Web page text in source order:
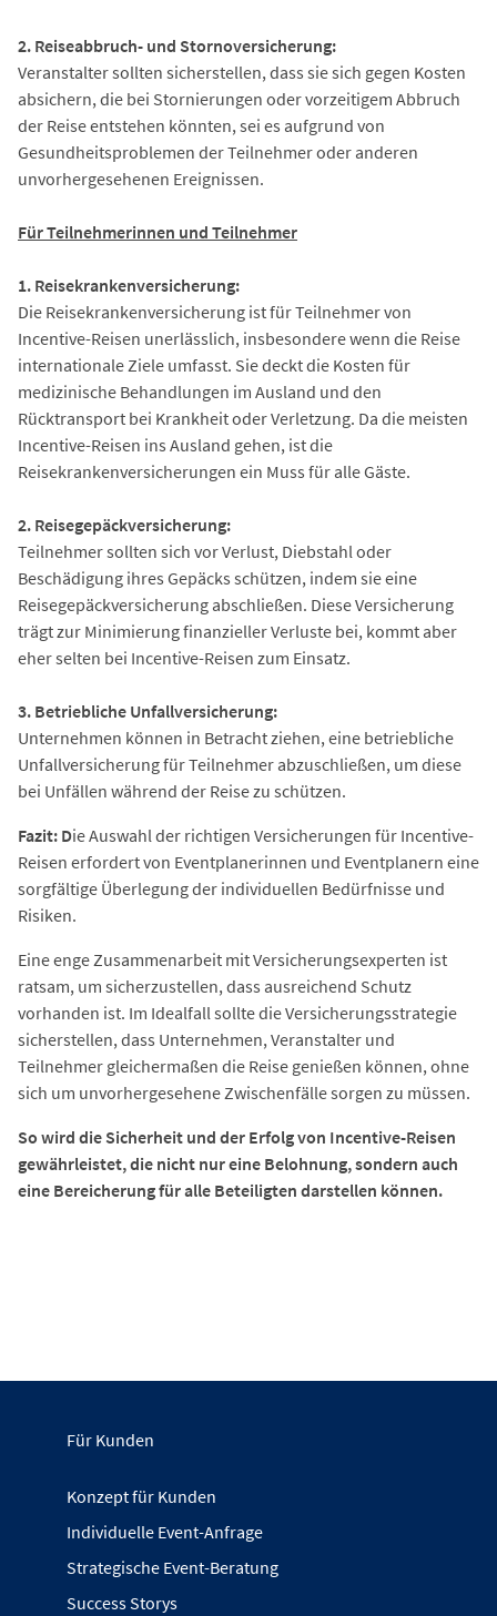
2. Reiseabbruch- und Stornoversicherung:
Veranstalter sollten sicherstellen, dass sie sich gegen Kosten
absichern, die bei Stornierungen oder vorzeitigem Abbruch
der Reise entstehen könnten, sei es aufgrund von
Gesundheitsproblemen der Teilnehmer oder anderen
unvorhergesehenen Ereignissen.
Für Teilnehmerinnen und Teilnehmer
1. Reisekrankenversicherung:
Die Reisekrankenversicherung ist für Teilnehmer von
Incentive-Reisen unerlässlich, insbesondere wenn die Reise
internationale Ziele umfasst. Sie deckt die Kosten für
medizinische Behandlungen im Ausland und den
Rücktransport bei Krankheit oder Verletzung. Da die meisten
Incentive-Reisen ins Ausland gehen, ist die
Reisekrankenversicherungen ein Muss für alle Gäste.
2. Reisegepäckversicherung:
Teilnehmer sollten sich vor Verlust, Diebstahl oder
Beschädigung ihres Gepäcks schützen, indem sie eine
Reisegepäckversicherung abschließen. Diese Versicherung
trägt zur Minimierung finanzieller Verluste bei, kommt aber
eher selten bei Incentive-Reisen zum Einsatz.
3. Betriebliche Unfallversicherung:
Unternehmen können in Betracht ziehen, eine betriebliche
Unfallversicherung für Teilnehmer abzuschließen, um diese
bei Unfällen während der Reise zu schützen.
Fazit: Die Auswahl der richtigen Versicherungen für Incentive-
Reisen erfordert von Eventplanerinnen und Eventplanern eine
sorgfältige Überlegung der individuellen Bedürfnisse und
Risiken.
Eine enge Zusammenarbeit mit Versicherungsexperten ist
ratsam, um sicherzustellen, dass ausreichend Schutz
vorhanden ist. Im Idealfall sollte die Versicherungsstrategie
sicherstellen, dass Unternehmen, Veranstalter und
Teilnehmer gleichermaßen die Reise genießen können, ohne
sich um unvorhergesehene Zwischenfälle sorgen zu müssen.
So wird die Sicherheit und der Erfolg von Incentive-Reisen
gewährleistet, die nicht nur eine Belohnung, sondern auch
eine Bereicherung für alle Beteiligten darstellen können.
Für Kunden
Konzept für Kunden
Individuelle Event-Anfrage
Strategische Event-Beratung
Success Storys